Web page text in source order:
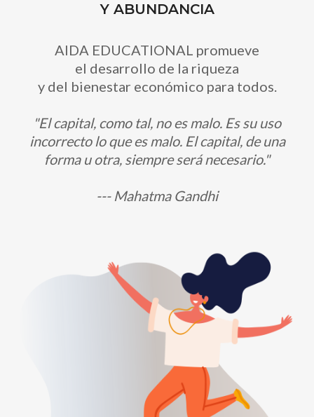
Y ABUNDANCIA
AIDA EDUCATIONAL promueve
el desarrollo de la riqueza
y del bienestar económico para todos.
"El capital, como tal, no es malo. Es su uso
incorrecto lo que es malo. El capital, de una
forma u otra, siempre será necesario."
--- Mahatma Gandhi